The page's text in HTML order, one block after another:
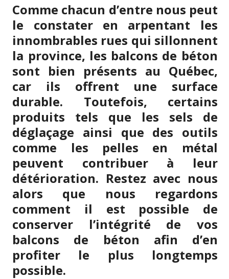
Comme chacun d’entre nous peut
le constater en arpentant les
innombrables rues qui sillonnent
la province, les balcons de béton
sont bien présents au Québec,
car ils offrent une surface
durable. Toutefois, certains
produits tels que les sels de
déglaçage ainsi que des outils
comme les pelles en métal
peuvent contribuer à leur
détérioration. Restez avec nous
alors que nous regardons
comment il est possible de
conserver l’intégrité de vos
balcons de béton afin d’en
profiter le plus longtemps
possible.